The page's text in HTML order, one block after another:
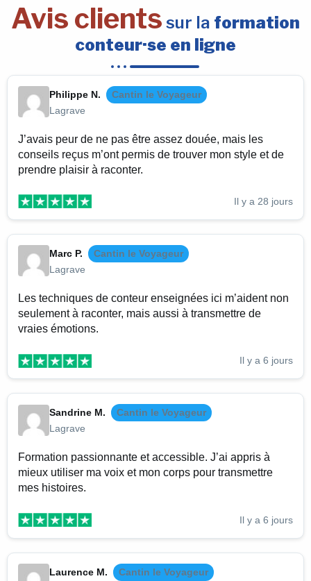
Avis clients sur la formation
conteur·se en ligne
Philippe N.
Cantin le Voyageur
Lagrave
J’avais peur de ne pas être assez douée, mais les
conseils reçus m’ont permis de trouver mon style et de
prendre plaisir à raconter.
Il y a 28 jours
Marc P.
Cantin le Voyageur
Lagrave
Les techniques de conteur enseignées ici m’aident non
seulement à raconter, mais aussi à transmettre de
vraies émotions.
Il y a 6 jours
Sandrine M.
Cantin le Voyageur
Lagrave
Formation passionnante et accessible. J’ai appris à
mieux utiliser ma voix et mon corps pour transmettre
mes histoires.
Il y a 6 jours
Laurence M. Cantin le Voyageur